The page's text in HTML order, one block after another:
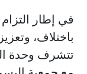
باختلاف،